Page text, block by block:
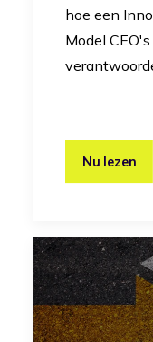
hoe een
Model
Nu lezen